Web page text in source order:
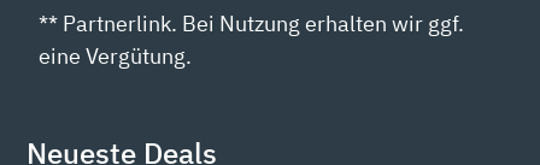
** Partnerlink. Bei Nutzung erhalten wir ggf.
eine Vergütung.
Neueste Deals